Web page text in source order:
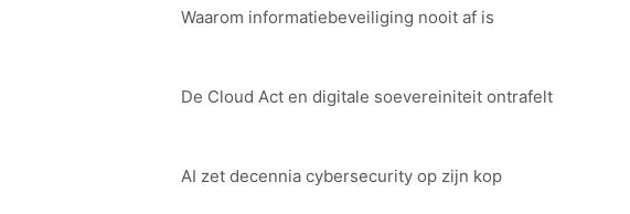
Waarom informatiebeveiliging nooit af is
De Cloud Act en digitale soe­ve­rei­ni­teit ontrafelt
AI zet decennia cybersecurity op zijn kop